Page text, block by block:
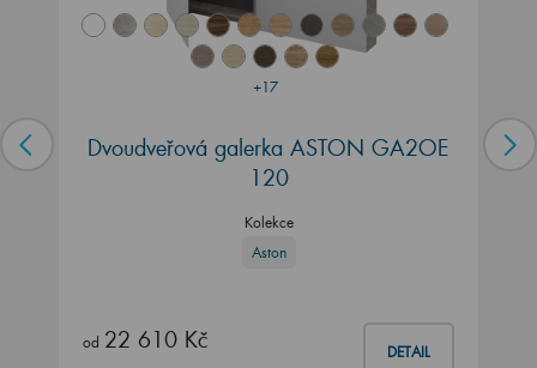
+17
Dvoudveřová galerka ASTON GA2OE
120
Kolekce
Aston
od 22 610 Kč DETAIL